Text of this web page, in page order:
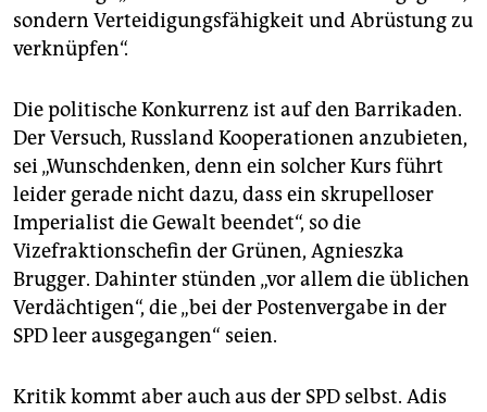
sondern Verteidigungsfähigkeit und Abrüstung zu
verknüpfen“.
Die politische Konkurrenz ist auf den Barrikaden.
Der Versuch, Russland Kooperationen anzubieten,
sei „Wunschdenken, denn ein solcher Kurs führt
leider gerade nicht dazu, dass ein skrupelloser
Imperialist die Gewalt beendet“, so die
Vizefraktionschefin der Grünen, Agnieszka
Brugger. Dahinter stünden „vor allem die üblichen
Verdächtigen“, die „bei der Postenvergabe in der
SPD leer ausgegangen“ seien.
Kritik kommt aber auch aus der SPD selbst. Adis